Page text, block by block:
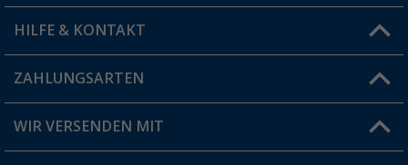
Vorteilskarte
Blog
Jobs & Karriere
HILFE & KONTAKT
FAQ & Kontakt
Versandinformationen
ZAHLUNGSARTEN
WIR VERSENDEN MIT